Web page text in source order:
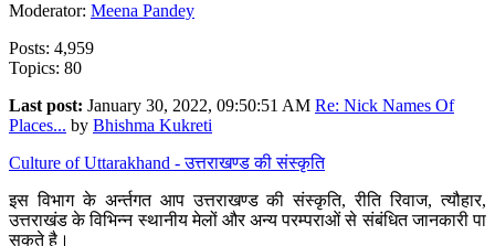
Moderator: Meena Pandey
Posts: 4,959
Topics: 80
Last post: January 30, 2022, 09:50:51 AM Re: Nick Names Of
Places... by Bhishma Kukreti
Culture of Uttarakhand - उत्तराखण्ड की संस्कृति
इस विभाग के अर्न्तगत आप उत्तराखण्ड की संस्कृति, रीति रिवाज, त्यौहार,
उत्तराखंड के विभिन्न स्थानीय मेलों और अन्य परम्पराओं से संबंधित जानकारी पा
सकते है।